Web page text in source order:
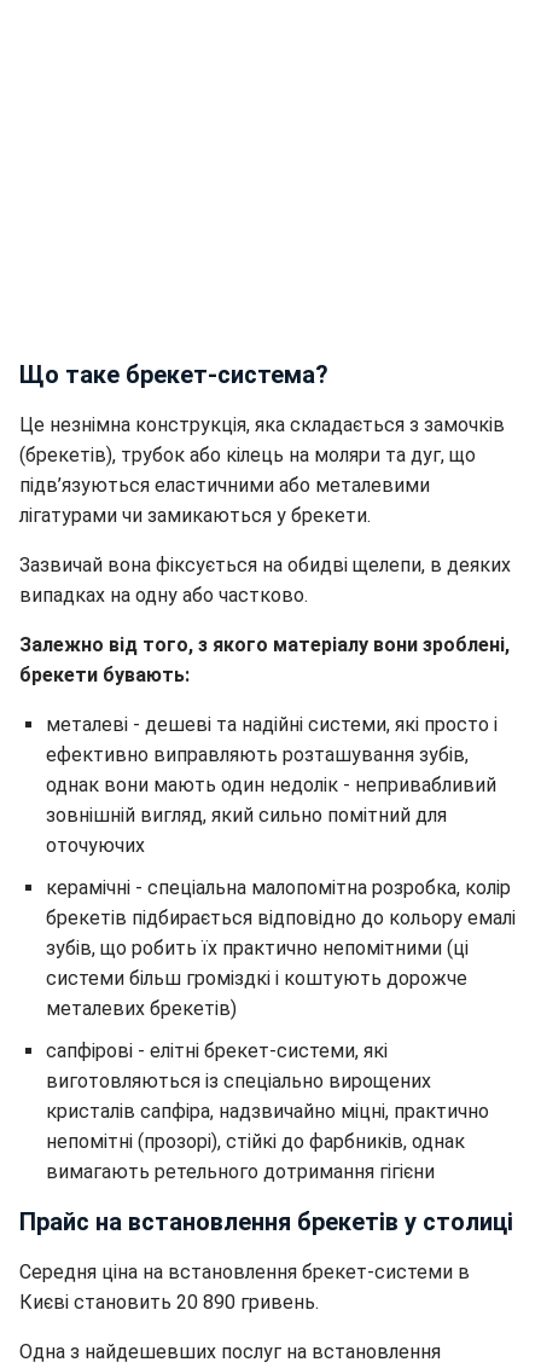
Що таке брекет-система?
Це незнімна конструкція, яка складається з замочків
(брекетів), трубок або кілець на моляри та дуг, що
підв’язуються еластичними або металевими
лігатурами чи замикаються у брекети.
Зазвичай вона фіксується на обидві щелепи, в деяких
випадках на одну або частково.
Залежно від того, з якого матеріалу вони зроблені,
брекети бувають:
металеві - дешеві та надійні системи, які просто і
ефективно виправляють розташування зубів,
однак вони мають один недолік - непривабливий
зовнішній вигляд, який сильно помітний для
оточуючих
керамічні - спеціальна малопомітна розробка, колір
брекетів підбирається відповідно до кольору емалі
зубів, що робить їх практично непомітними (ці
системи більш громіздкі і коштують дорожче
металевих брекетів)
сапфірові - елітні брекет-системи, які
виготовляються із спеціально вирощених
кристалів сапфіра, надзвичайно міцні, практично
непомітні (прозорі), стійкі до фарбників, однак
вимагають ретельного дотримання гігієни
Прайс на встановлення брекетів у столиці
Середня ціна на встановлення брекет-системи в
Києві становить 20 890 гривень.
Одна з найдешевших послуг на встановлення